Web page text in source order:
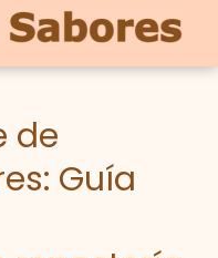
de
Guía